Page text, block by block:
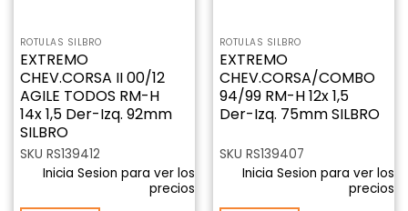
ROTULAS SILBRO
EXTREMO
CHEV.CORSA II 00/12
AGILE TODOS RM-H
14x 1,5 Der-Izq. 92mm
SILBRO
SKU RS139412
Inicia Sesion para ver los
precios
ROTULAS SILBRO
EXTREMO
CHEV.CORSA/COMBO
94/99 RM-H 12x 1,5
Der-Izq. 75mm SILBRO
SKU RS139407
Inicia Sesion para ver los
precios